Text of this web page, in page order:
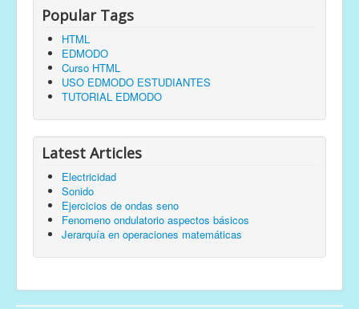
Popular Tags
HTML
EDMODO
Curso HTML
USO EDMODO ESTUDIANTES
TUTORIAL EDMODO
Latest Articles
Electricidad
Sonido
Ejercicios de ondas seno
Fenomeno ondulatorio aspectos básicos
Jerarquía en operaciones matemáticas